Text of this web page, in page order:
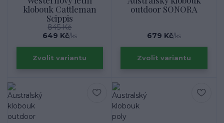
klobouk Cattleman
Scippis
845 Kč
649 Kč/ks
Zvolit variantu
outdoor SONORA
679 Kč/ks
Zvolit variantu